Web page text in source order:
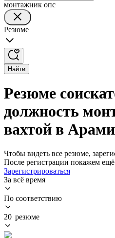
монтажник опс
Резюме
Найти
Резюме
должность
вахтой в
Чтобы видеть все резюме,
После регистрации покажем
Зарегистрироваться
За всё время
По соответствию
20 резюме